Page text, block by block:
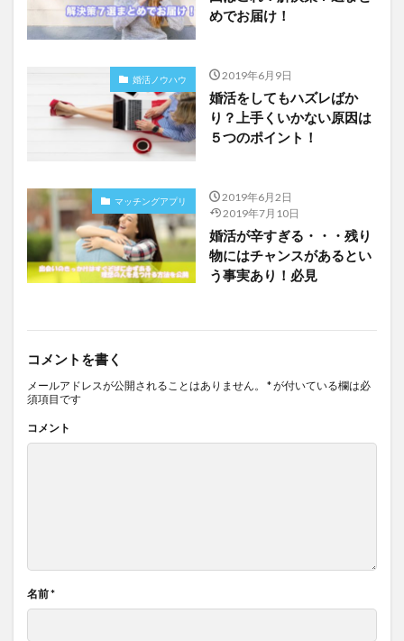
めでお届け！
婚活ノウハウ 2019年6月9日
婚活をしてもハズレばか
り？上手くいかない原因は
５つのポイント！
マッチングアプリ
2019年6月2日
2019年7月10日
婚活が辛すぎる・・・残り
物にはチャンスがあるとい
う事実あり！必見
コメントを書く
メールアドレスが公開されることはありません。 *が付いている欄は必
須項目です
コメント
名前*